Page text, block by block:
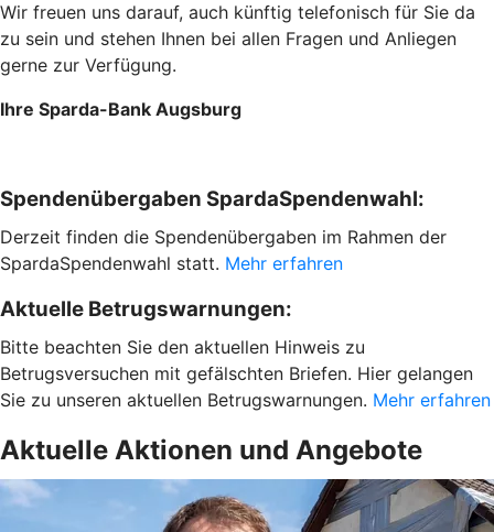
Wir freuen uns darauf, auch künftig telefonisch für Sie da
zu sein und stehen Ihnen bei allen Fragen und Anliegen
gerne zur Verfügung.
Ihre Sparda-Bank Augsburg
Spendenübergaben SpardaSpendenwahl:
Derzeit finden die Spendenübergaben im Rahmen der
SpardaSpendenwahl statt. Mehr erfahren
Aktuelle Betrugswarnungen:
Bitte beachten Sie den aktuellen Hinweis zu
Betrugsversuchen mit gefälschten Briefen. Hier gelangen
Sie zu unseren aktuellen Betrugswarnungen. Mehr erfahren
Aktuelle Aktionen und Angebote